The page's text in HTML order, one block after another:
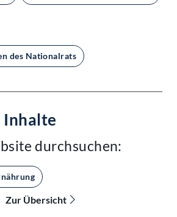
des Nationalrats
durchsuchen:
Zur Übersicht